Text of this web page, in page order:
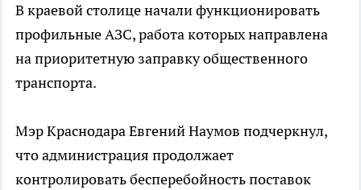
В краевой столице начали функционировать
профильные АЗС, работа которых направлена
на приоритетную заправку общественного
транспорта.
Мэр Краснодара Евгений Наумов подчеркнул,
что администрация продолжает
контролировать бесперебойность поставок